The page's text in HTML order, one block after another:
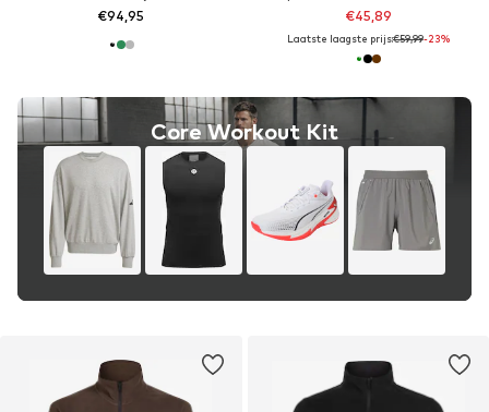
€94,95
Core Workout Kit
€45,89
Laatste laagste prijs:€59,99-23%